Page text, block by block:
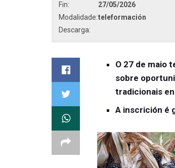
Fin:
27/05/2026
Modalidade:teleformación
Descarga:
O 27 de maio
sobre
tradicionais en
A inscrición é